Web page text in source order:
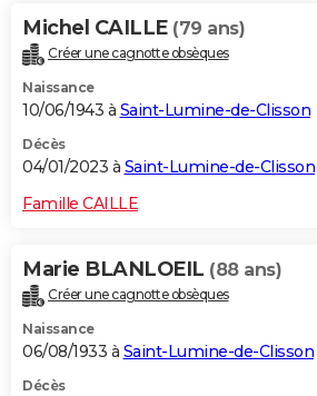
Michel CAILLE (79 ans)
Créer une cagnotte obsèques
Naissance
10/06/1943 à Saint-Lumine-de-Clisson
Décès
04/01/2023 à Saint-Lumine-de-Clisson
Famille CAILLE
Marie BLANLOEIL (88 ans)
Créer une cagnotte obsèques
Naissance
06/08/1933 à Saint-Lumine-de-Clisson
Décès